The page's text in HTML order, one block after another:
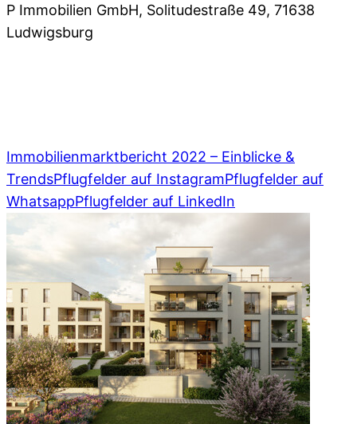
P Immobilien GmbH, Solitudestraße 49, 71638
Ludwigsburg
Immobilienmarktbericht 2022 – Einblicke &
TrendsPflugfelder auf InstagramPflugfelder auf
WhatsappPflugfelder auf LinkedIn